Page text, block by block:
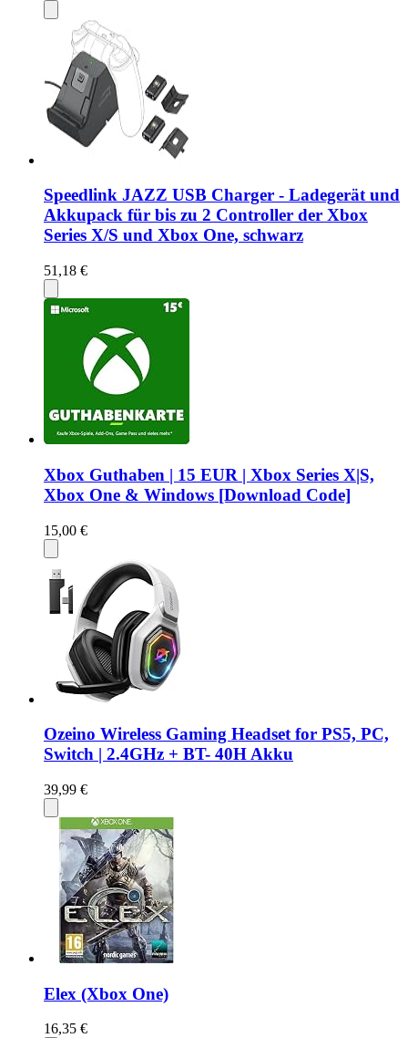
Speedlink JAZZ USB Charger - Ladegerät und
Akkupack für bis zu 2 Controller der Xbox
Series X/S und Xbox One, schwarz
51,18 €
Xbox Guthaben | 15 EUR | Xbox Series X|S,
Xbox One & Windows [Download Code]
15,00 €
Ozeino Wireless Gaming Headset for PS5, PC,
Switch | 2.4GHz + BT- 40H Akku
39,99 €
Elex (Xbox One)
16,35 €